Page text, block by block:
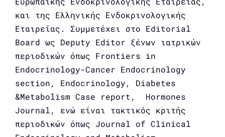
και της Ελληνικής Ενδοκρινολογικής
Εταιρείας. Συμμετέχει στο Editorial
Board ως Deputy Editor ξένων ιατρικών
περιοδικών όπως Frontiers in
Endocrinology-Cancer Endocrinology
section, Endocrinology, Diabetes
&Metabolism Case report, Hormones
Journal, ενώ είναι τακτικός κριτής
περιοδικών όπως Journal of Clinical